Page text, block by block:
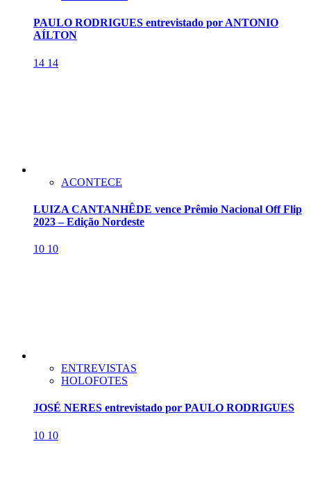
PAULO RODRIGUES entrevistado por ANTONIO
AÍLTON
14 14
ACONTECE
LUIZA CANTANHÊDE vence Prêmio Nacional Off Flip
2023 – Edição Nordeste
10 10
ENTREVISTAS
HOLOFOTES
JOSÉ NERES entrevistado por PAULO RODRIGUES
10 10